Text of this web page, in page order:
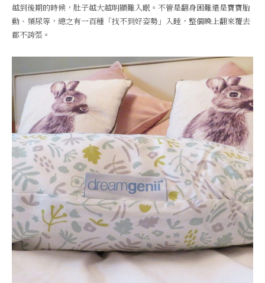
越到後期的時候，肚子越大越明顯難入眠。不管是翻身困難還是寶寶胎
動、頻尿等，總之有一百種「找不到好姿勢」入睡，整個晚上翻來覆去
都不誇張。